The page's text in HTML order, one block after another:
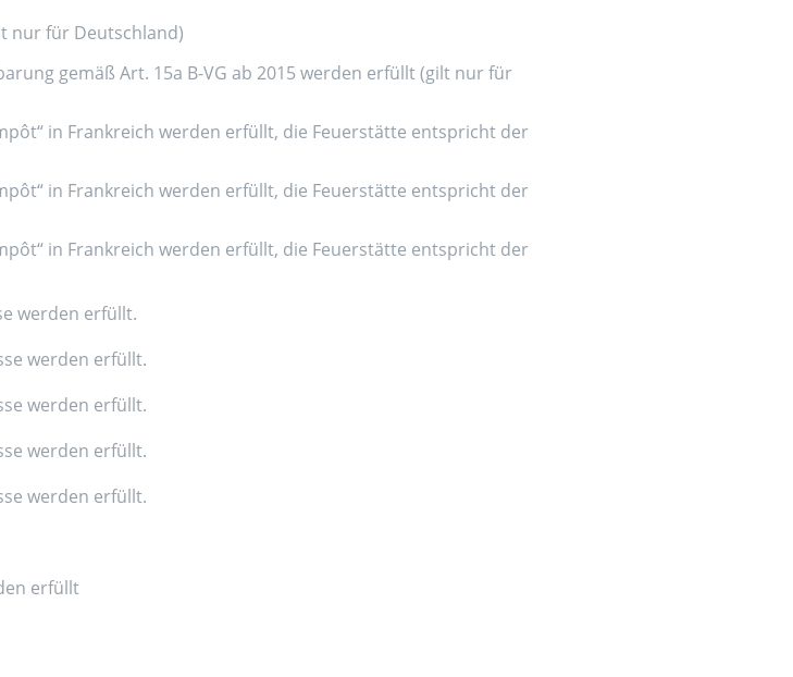
nur für Deutschland)
gemäß Art. 15a B-VG ab 2015 werden erfüllt (gilt nur für
in Frankreich werden erfüllt, die Feuerstätte entspricht der
in Frankreich werden erfüllt, die Feuerstätte entspricht der
in Frankreich werden erfüllt, die Feuerstätte entspricht der
werden erfüllt.
werden erfüllt.
werden erfüllt.
werden erfüllt.
werden erfüllt.
erfüllt